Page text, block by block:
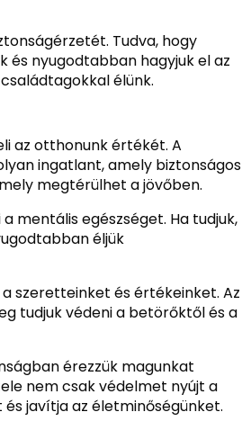
Tudva, hogy
és nyugodtabban hagyjuk el az
élünk.
az otthonunk értékét. A
ingatlant, amely biztonságos
megtérülhet a jövőben.
mentális egészséget. Ha tudjuk,
éljük
szeretteinket és értékeinket. Az
tudjuk védeni a betörőktől és a
érezzük magunkat
nem csak védelmet nyújt a
javítja az életminőségünket.